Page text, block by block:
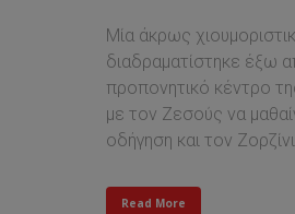
Μία άκρως
διαδραματίστηκε έξω
προπονητικό κέντρο
με τον Ζεσούς να
οδήγηση και τον
Read More